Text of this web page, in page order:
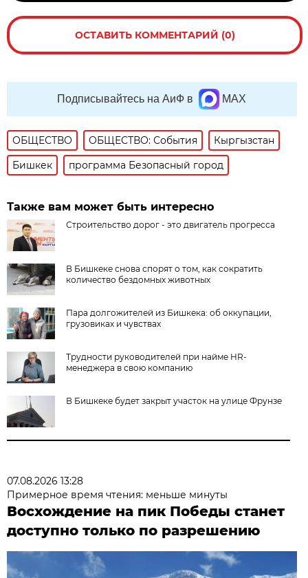
ОСТАВИТЬ КОММЕНТАРИЙ (0)
Подписывайтесь на АиФ в MAX
ОБЩЕСТВО ОБЩЕСТВО: События
Кыргызстан
Бишкек
программа Безопасный город
Также вам может быть интересно
Строительство дорог - это двигатель прогресса
В Бишкеке снова спорят о том, как сократить
количество бездомных животных
Пара долгожителей из Бишкека: об оккупации,
грузовиках и чувствах
Трудности руководителей при найме HR-
менеджера в свою компанию
В Бишкеке будет закрыт участок на улице Фрунзе
07.08.2026 13:28
Примерное время чтения: меньше минуты
Восхождение на пик Победы станет
доступно только по разрешению